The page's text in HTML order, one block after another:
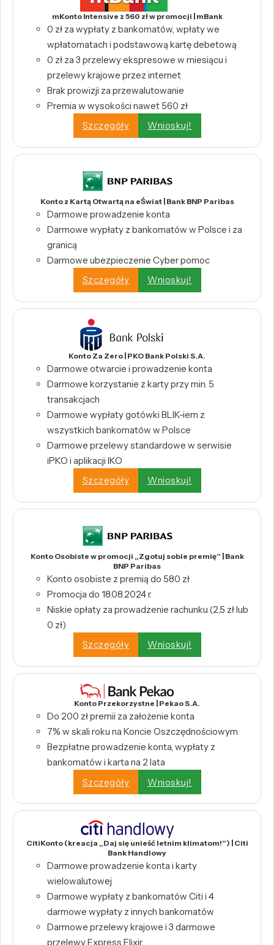
mKonto Intensive z 560 zł w promocji | mBank
0 zł za wypłaty z bankomatów, wpłaty we
wpłatomatach i podstawową kartę debetową
0 zł za 3 przelewy ekspresowe w miesiącu i
przelewy krajowe przez internet
Brak prowizji za przewalutowanie
Premia w wysokości nawet 560 zł
Szczegóły
Wnioskuj!
Konto z Kartą Otwartą na eŚwiat | Bank BNP Paribas
Darmowe prowadzenie konta
Darmowe wypłaty z bankomatów w Polsce i za
granicą
Darmowe ubezpieczenie Cyber pomoc
Szczegóły
Wnioskuj!
Konto Za Zero | PKO Bank Polski S.A.
Darmowe otwarcie i prowadzenie konta
Darmowe korzystanie z karty przy min. 5
transakcjach
Darmowe wypłaty gotówki BLIK-iem z
wszystkich bankomatów w Polsce
Darmowe przelewy standardowe w serwisie
iPKO i aplikacji IKO
Szczegóły
Wnioskuj!
Konto Osobiste w promocji „Zgotuj sobie premię” | Bank
BNP Paribas
Konto osobiste z premią do 580 zł
Promocja do 18.08.2024 r.
Niskie opłaty za prowadzenie rachunku (2,5 zł lub
0 zł)
Szczegóły
Wnioskuj!
Konto Przekorzystne | Pekao S.A.
Do 200 zł premii za założenie konta
7% w skali roku na Koncie Oszczędnościowym
Bezpłatne prowadzenie konta, wypłaty z
bankomatów i karta na 2 lata
Szczegóły
Wnioskuj!
CitiKonto (kreacja „Daj się unieść letnim klimatom!”) | Citi
Bank Handlowy
Darmowe prowadzenie konta i karty
wielowalutowej
Darmowe wypłaty z bankomatów Citi i 4
darmowe wypłaty z innych bankomatów
Darmowe przelewy krajowe i 3 darmowe
przelewy Express Elixir